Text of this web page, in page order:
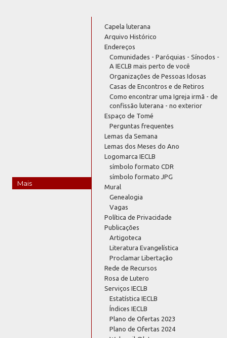
Mais
Capela luterana
Arquivo Histórico
Endereços
Comunidades - Paróquias - Sínodos -
A IECLB mais perto de você
Organizações de Pessoas Idosas
Casas de Encontros e de Retiros
Como encontrar uma Igreja irmã - de
confissão luterana - no exterior
Espaço de Tomé
Perguntas frequentes
Lemas da Semana
Lemas dos Meses do Ano
Logomarca IECLB
símbolo formato CDR
símbolo formato JPG
Mural
Genealogia
Vagas
Política de Privacidade
Publicações
Artigoteca
Literatura Evangelística
Proclamar Libertação
Rede de Recursos
Rosa de Lutero
Serviços IECLB
Estatística IECLB
Índices IECLB
Plano de Ofertas 2023
Plano de Ofertas 2024